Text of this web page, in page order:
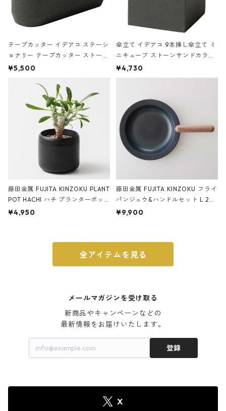
テープカッター イデアコ ステーシ
ョナリー テープカッター ストーン
サンドカラー 石調 ideaco Station
¥5,500
傘立て イデアコ 9本挿し傘立て ミ
ニキューブ ストーンサンドカラー
石調 ideaco Umbrella Stand CUB
E ストーンサンドブラック
¥4,730
藤田金属 FUJITA KINZOKU PLANT
POT HACHI ハチ プランターポッ
ト 3号 ブラック
¥4,950
藤田金属 FUJITA KINZOKU フライ
パンジュウ&ハンドルセット L 24c
m ガス火・IH対応 鉄フライパン
¥9,900
全アイテムを見る
メールマガジンを受け取る
新商品やキャンペーンなどの
最新情報をお届けいたします。
登録
X